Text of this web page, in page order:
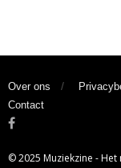
Over ons
Contact
© 2025 Muziekzine -